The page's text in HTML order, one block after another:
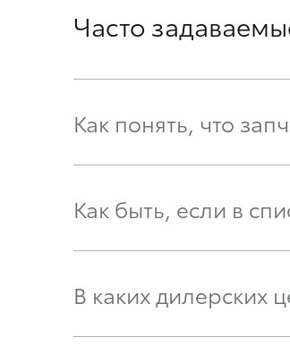
Часто
Как понять, что
Как быть, если в
В каких дилерских